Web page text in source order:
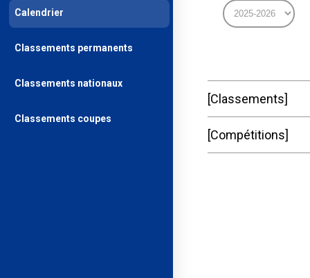
Classements
Compétitions
Calendrier
Classements permanents
Classements nationaux
Classements coupes